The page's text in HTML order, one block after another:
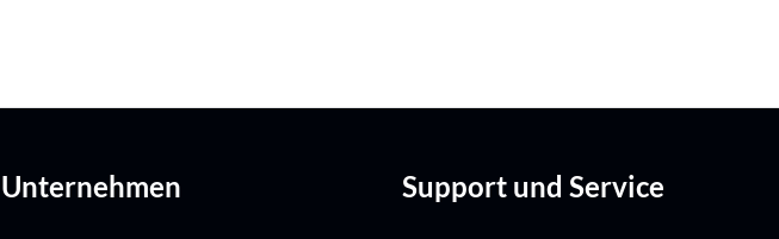
Unternehmen Support und Service